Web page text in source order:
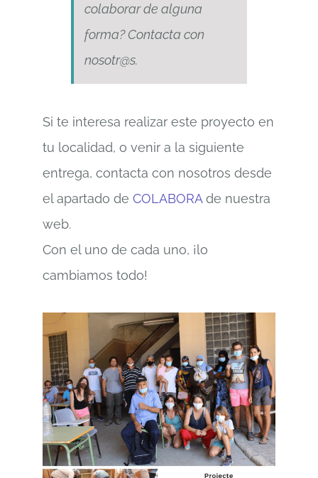
colaborar de alguna
forma? Contacta con
nosotr@s.
Si te interesa realizar este proyecto en
tu localidad, o venir a la siguiente
entrega, contacta con nosotros desde
el apartado de COLABORAde nuestra
web.
Con el uno de cada uno, ¡lo
cambiamos todo!